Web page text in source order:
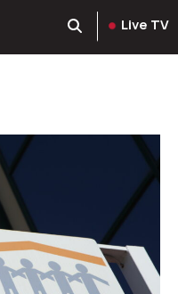
Live TV